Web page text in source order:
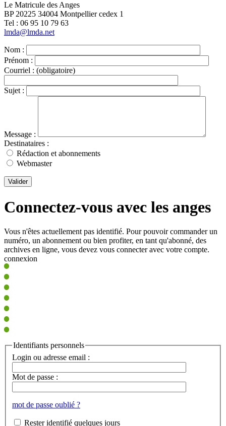
Le Matricule des Anges
BP 20225 34004 Montpellier cedex 1
Tel : ‭06 95 10 79 63
lmda@lmda.net
Nom :
Prénom :
Courriel : (obligatoire)
Sujet :
Message :
Destinataires :
Rédaction et abonnements
Webmaster
Valider
Connectez-vous avec les anges
Vous n'êtes actuellement pas identifié. Pour pouvoir commander un
numéro, un abonnement ou bien profiter, en tant qu'abonné, des
archives en ligne, vous devez vous connecter avec votre compte.
connexion
Identifiants personnels
Login ou adresse email :
Mot de passe :
mot de passe oublié ?
Rester identifié quelques jours